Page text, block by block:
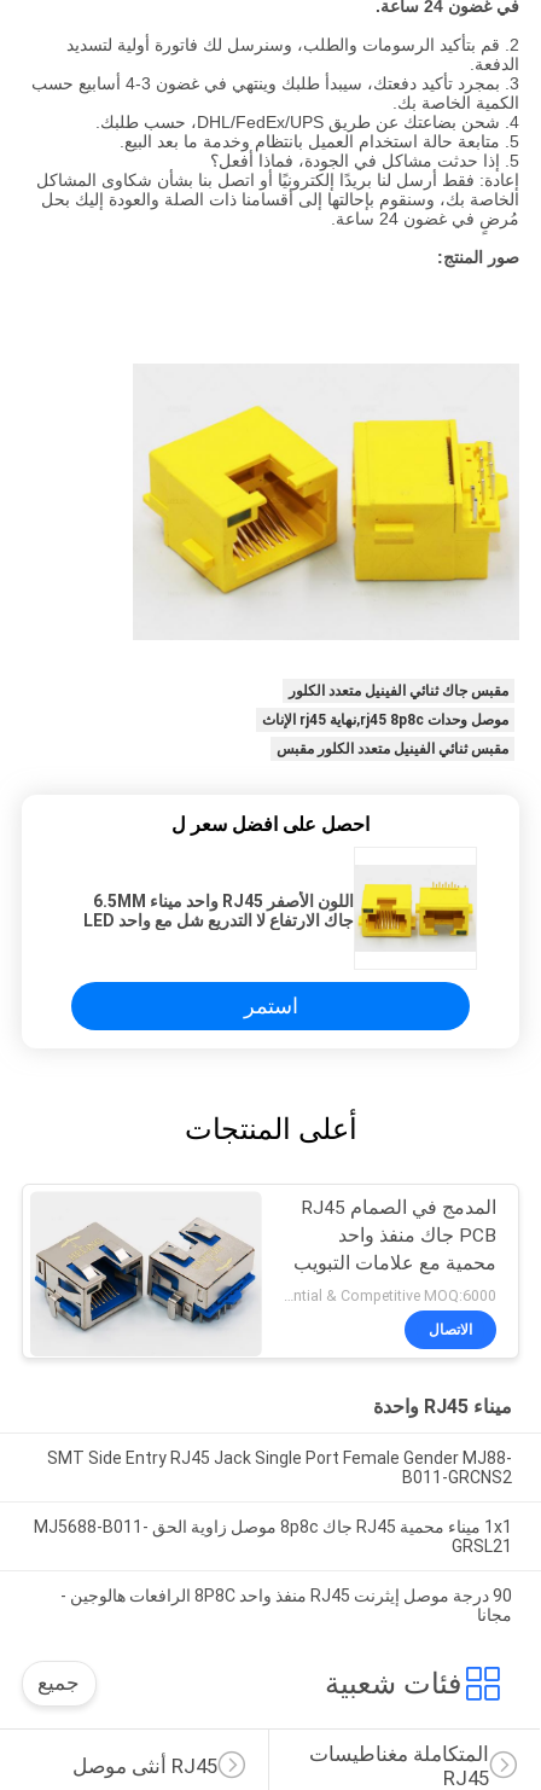
في غضون 24 ساعة.
2. قم بتأكيد الرسومات والطلب، وسنرسل لك فاتورة أولية لتسديد
الدفعة.
3. بمجرد تأكيد دفعتك، سيبدأ طلبك وينتهي في غضون 3-4 أسابيع حسب
الكمية الخاصة بك.
4. شحن بضاعتك عن طريق DHL/FedEx/UPS، حسب طلبك.
5. متابعة حالة استخدام العميل بانتظام وخدمة ما بعد البيع.
5. إذا حدثت مشاكل في الجودة، فماذا أفعل؟
إعادة: فقط أرسل لنا بريدًا إلكترونيًا أو اتصل بنا بشأن شكاوى المشاكل
الخاصة بك، وسنقوم بإحالتها إلى أقسامنا ذات الصلة والعودة إليك بحل
مُرضٍ في غضون 24 ساعة.
صور المنتج:
مقبس جاك ثنائي الفينيل متعدد الكلور
موصل وحدات rj45 8p8c,نهاية rj45 الإناث
مقبس ثنائي الفينيل متعدد الكلور مقبس
احصل على افضل سعر ل
اللون الأصفر RJ45 واحد ميناء 6.5MM
جاك الارتفاع لا التدريع شل مع واحد LED
استمر
أعلى المنتجات
المدمج في الصمام RJ45
PCB جاك منفذ واحد
محمية مع علامات التبويب
EMI
Preferential & Competitive MOQ:6000
الاتصال
ميناء RJ45 واحدة
SMT Side Entry RJ45 Jack Single Port Female Gender MJ88-
B011-GRCNS2
1x1 ميناء محمية RJ45 جاك 8p8c موصل زاوية الحق MJ5688-B011-
GRSL21
90 درجة موصل إيثرنت RJ45 منفذ واحد 8P8C الرافعات هالوجين -
مجانا
فئات شعبية جميع
RJ45 أنثى موصل
المتكاملة مغناطيسات
RJ45